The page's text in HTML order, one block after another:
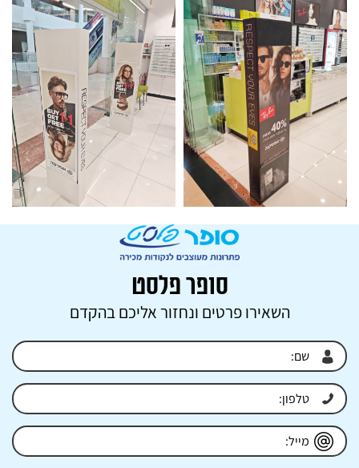
סופר פלסט
השאירו פרטים ונחזור אליכם בהקדם